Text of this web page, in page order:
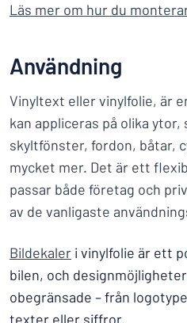
Läs mer om hur du
Användning
Vinyltext eller vinylfolie, är
kan appliceras på olika ytor,
skyltfönster, fordon, båtar,
mycket mer. Det är ett
passar både företag och
av de vanligaste
Bildekaler i vinylfolie är ett
bilen, och
obegränsade – från
texter eller siffror.